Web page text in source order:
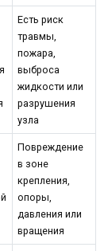
Есть риск
травмы,
пожара,
выброса
жидкости или
разрушения
узла
Повреждение
в зоне
крепления,
опоры,
давления или
вращения